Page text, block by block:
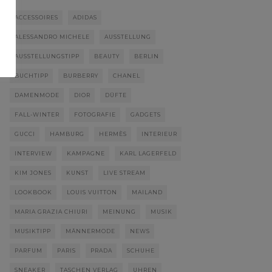
ACCESSOIRES ADIDAS
ALESSANDRO MICHELE AUSSTELLUNG
AUSSTELLUNGSTIPP BEAUTY BERLIN
BUCHTIPP BURBERRY CHANEL
DAMENMODE DIOR DÜFTE
FALL-WINTER FOTOGRAFIE GADGETS
GUCCI HAMBURG HERMÈS INTERIEUR
INTERVIEW KAMPAGNE KARL LAGERFELD
KIM JONES KUNST LIVE STREAM
LOOKBOOK LOUIS VUITTON MAILAND
MARIA GRAZIA CHIURI MEINUNG MUSIK
MUSIKTIPP MÄNNERMODE NEWS
PARFUM PARIS PRADA SCHUHE
SNEAKER TASCHEN VERLAG UHREN